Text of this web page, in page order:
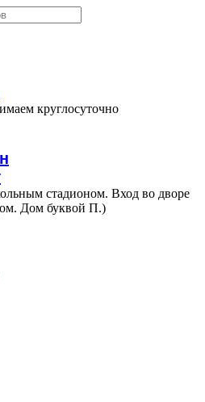
круглосуточно
стадионом. Вход во дворе
Дом буквой П.)